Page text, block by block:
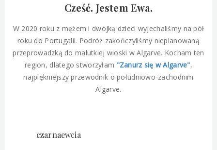
Cześć. Jestem Ewa.
W 2020 roku z mężem i dwójką dzieci wyjechaliśmy na pół
roku do Portugalii. Podróż zakończyliśmy nieplanowaną
przeprowadzką do malutkiej wioski w Algarve. Kocham ten
region, dlatego stworzyłam "Zanurz się w Algarve",
najpiękniejszy przewodnik o południowo-zachodnim
Algarve.
czarnaewcia